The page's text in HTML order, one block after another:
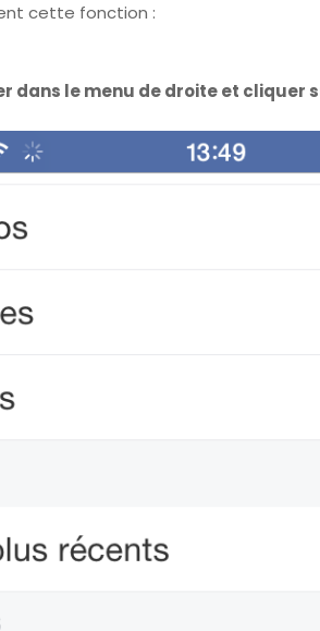
cette fonction :
dans le menu de droite et cliquer